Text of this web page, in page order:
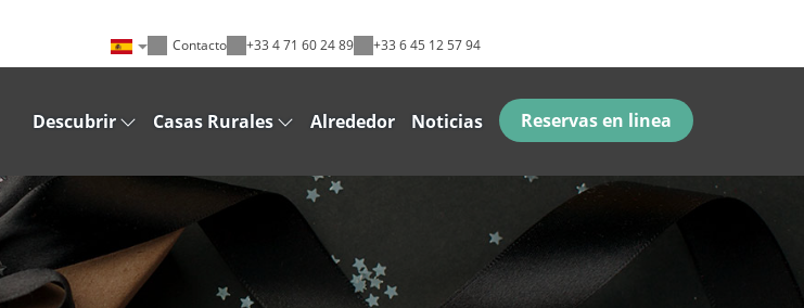
Contacto +33 4 71 60 24 89 +33 6 45 12 57 94
Descubrir Casas Rurales Alrededor Noticias Reservas en linea